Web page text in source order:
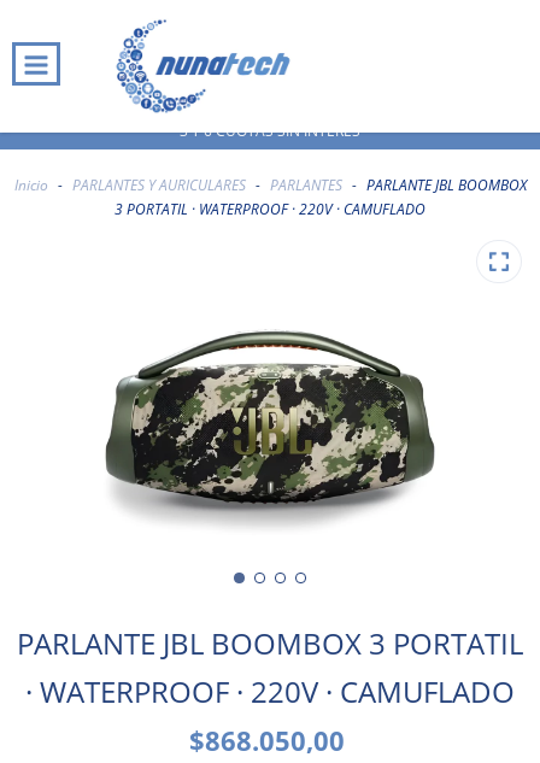
· 3 Y 6 CUOTAS SIN INTERÉS ·
Inicio - PARLANTES Y AURICULARES - PARLANTES - PARLANTE JBL BOOMBOX
3 PORTATIL · WATERPROOF · 220V · CAMUFLADO
PARLANTE JBL BOOMBOX 3 PORTATIL
· WATERPROOF · 220V · CAMUFLADO
$868.050,00